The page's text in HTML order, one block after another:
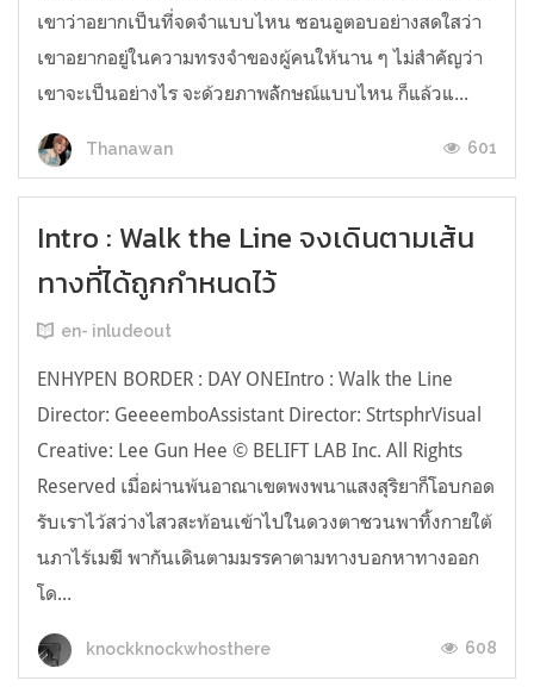
เขาว่าอยากเป็นที่จดจำแบบไหน ซอนอูตอบอย่างสดใสว่า
เขาอยากอยู่ในความทรงจำของผู้คนให้นาน ๆ ไม่สำคัญว่า
เขาจะเป็นอย่างไร จะด้วยภาพลัักษณ์​แบบไหน ก็แล้วแ...
Thanawan 601
Intro : Walk the Line จงเดินตามเส้น
ทางที่ได้ถูกกำหนดไว้
en- inludeout
ENHYPEN BORDER : DAY ONEIntro : Walk the Line
Director: GeeeemboAssistant Director: StrtsphrVisual
Creative: Lee Gun Hee © BELIFT LAB Inc. All Rights
Reserved เมื่อผ่านพ้นอาณาเขตพงพนาแสงสุริยาก็โอบกอด
รับเราไว้สว่างไสวสะท้อนเข้าไปในดวงตาชวนพาทิ้งกายใต้
นภาไร้เมฆี พากันเดินตามมรรคาตามทางบอกหาทางออก
โด...
knockknockwhosthere 608